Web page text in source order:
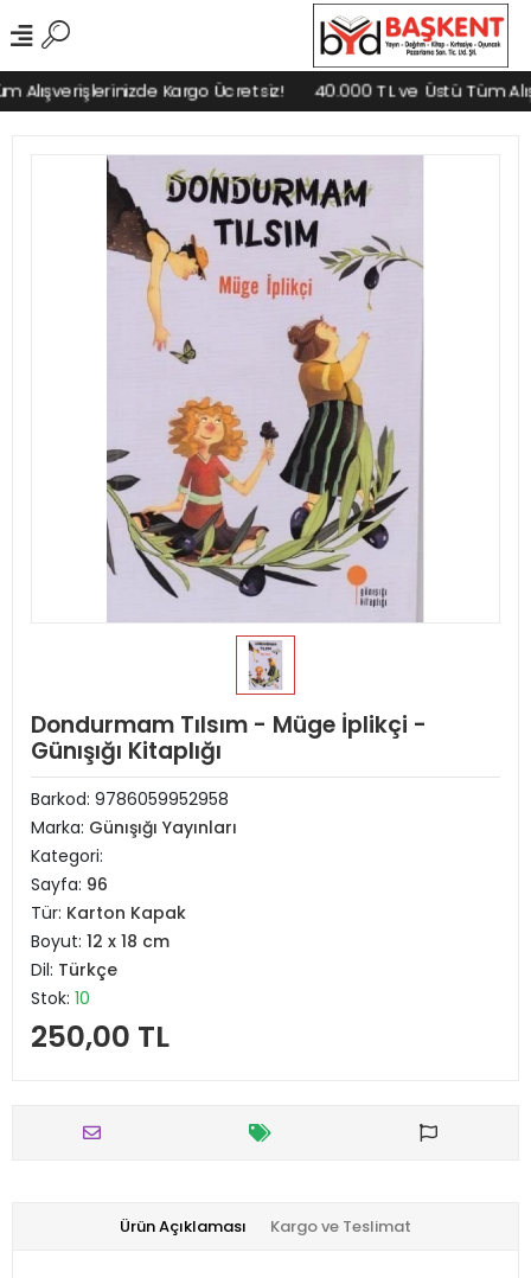
Alışverişlerinizde Kargo Ücretsiz! 40.000 TL ve Üstü Tüm
Dondurmam Tılsım - Müge İplikçi -
Günışığı Kitaplığı
Barkod: 9786059952958
Marka: Günışığı Yayınları
Kategori:
Sayfa: 96
Tür: Karton Kapak
Boyut: 12 x 18 cm
Dil: Türkçe
Stok: 10
250,00 TL
Ürün Açıklaması Kargo ve Teslimat